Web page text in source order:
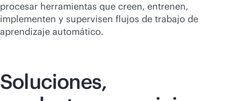
procesar herramientas que creen, entrenen,
implementen y supervisen flujos de trabajo de
aprendizaje automático.
Soluciones,